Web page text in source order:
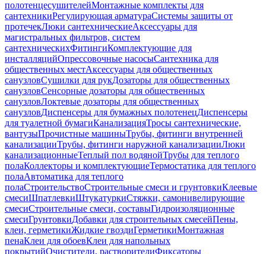
полотенцесушителейМонтажные комплекты для
сантехникиРегулирующая арматураСистемы защиты от
протечекЛюки сантехническиеАксессуары для
магистральных фильтров, систем
сантехническихФитингиКомплектующие для
инсталляцийОпрессовочные насосыСантехника для
общественных местАксессуары для общественных
санузловСушилки для рукДозаторы для общественных
санузловСенсорные дозаторы для общественных
санузловЛоктевые дозаторы для общественных
санузловДиспенсеры для бумажных полотенецДиспенсеры
для туалетной бумагиКанализацияТросы сантехнические,
вантузыПрочистные машиныТрубы, фитинги внутренней
канализацииТрубы, фитинги наружной канализацииЛюки
канализационныеТеплый пол водянойТрубы для теплого
полаКоллекторы и комплектующиеТермостатика для теплого
полаАвтоматика для теплого
полаСтроительствоСтроительные смеси и грунтовкиКлеевые
смесиШпатлевкиШтукатуркиСтяжки, самонивелирующие
смесиСтроительные смеси, составыГидроизоляционные
смесиГрунтовкиДобавки для строительных смесейПены,
клеи, герметикиЖидкие гвоздиГерметикиМонтажная
пенаКлеи для обоевКлеи для напольных
покрытийОчистители, растворителиФиксаторы